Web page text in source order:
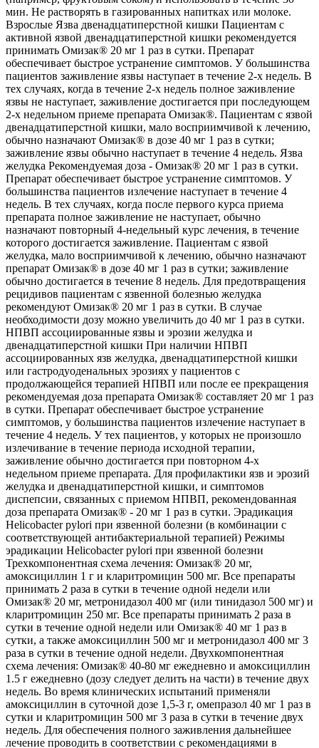
мин. Не растворять в газированных напитках или молоке.
Взрослые Язва двенадцатиперстной кишки Пациентам с
активной язвой двенадцатиперстной кишки рекомендуется
принимать Омизак® 20 мг 1 раз в сутки. Препарат
обеспечивает быстрое устранение симптомов. У большинства
пациентов заживление язвы наступает в течение 2-х недель. В
тех случаях, когда в течение 2-х недель полное заживление
язвы не наступает, заживление достигается при последующем
2-х недельном приеме препарата Омизак®. Пациентам с язвой
двенадцатиперстной кишки, мало восприимчивой к лечению,
обычно назначают Омизак® в дозе 40 мг 1 раз в сутки;
заживление язвы обычно наступает в течение 4 недель. Язва
желудка Рекомендуемая доза - Омизак® 20 мг 1 раз в сутки.
Препарат обеспечивает быстрое устранение симптомов. У
большинства пациентов излечение наступает в течение 4
недель. В тех случаях, когда после первого курса приема
препарата полное заживление не наступает, обычно
назначают повторный 4-недельный курс лечения, в течение
которого достигается заживление. Пациентам с язвой
желудка, мало восприимчивой к лечению, обычно назначают
препарат Омизак® в дозе 40 мг 1 раз в сутки; заживление
обычно достигается в течение 8 недель. Для предотвращения
рецидивов пациентам с язвенной болезнью желудка
рекомендуют Омизак® 20 мг 1 раз в сутки. В случае
необходимости дозу можно увеличить до 40 мг 1 раз в сутки.
НПВП ассоциированные язвы и эрозии желудка и
двенадцатиперстной кишки При наличии НПВП
ассоциированных язв желудка, двенадцатиперстной кишки
или гастродуоденальных эрозиях у пациентов с
продолжающейся терапией НПВП или после ее прекращения
рекомендуемая доза препарата Омизак® составляет 20 мг 1 раз
в сутки. Препарат обеспечивает быстрое устранение
симптомов, у большинства пациентов излечение наступает в
течение 4 недель. У тех пациентов, у которых не произошло
излечивание в течение периода исходной терапии,
заживление обычно достигается при повторном 4-х
недельном приеме препарата. Для профилактики язв и эрозий
желудка и двенадцатиперстной кишки, и симптомов
диспепсии, связанных с приемом НПВП, рекомендованная
доза препарата Омизак® - 20 мг 1 раз в сутки. Эрадикация
Helicobacter pylori при язвенной болезни (в комбинации с
соответствующей антибактериальной терапией) Режимы
эрадикации Helicobacter pylori при язвенной болезни
Трехкомпонентная схема лечения: Омизак® 20 мг,
амоксициллин 1 г и кларитромицин 500 мг. Все препараты
принимать 2 раза в сутки в течение одной недели или
Омизак® 20 мг, метронидазол 400 мг (или тинидазол 500 мг) и
кларитромицин 250 мг. Все препараты принимать 2 раза в
сутки в течение одной недели или Омизак® 40 мг 1 раз в
сутки, а также амоксициллин 500 мг и метронидазол 400 мг 3
раза в сутки в течение одной недели. Двухкомпонентная
схема лечения: Омизак® 40-80 мг ежедневно и амоксициллин
1.5 г ежедневно (дозу следует делить на части) в течение двух
недель. Во время клинических испытаний применяли
амоксициллин в суточной дозе 1,5-3 г, омепразол 40 мг 1 раз в
сутки и кларитромицин 500 мг 3 раза в сутки в течение двух
недель. Для обеспечения полного заживления дальнейшее
лечение проводить в соответствии с рекомендациями в